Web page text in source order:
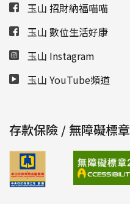
玉山 招財納福喵喵
玉山 數位生活好康
玉山 Instagram
玉山 YouTube頻道
存款保險 / 無障礙標章